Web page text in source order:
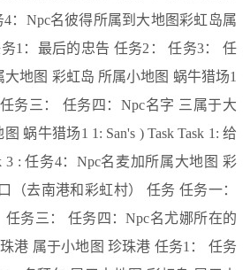
：Npc名彼得所属到大地图彩虹岛属
1：最后的忠告 任务2： 任务3： 任
大地图 彩虹岛 所属小地图 蜗牛猎场1
务三： 任务四：Npc名字 三属于大
蜗牛猎场1 1: San's ) Task Task 1: 给
3 : 任务4：Npc名麦加所属大地图 彩
（去南港和彩虹村） 任务 任务一：
务三： 任务四：Npc名尤娜所在的
港 属于小地图 珍珠港 任务1： 任务